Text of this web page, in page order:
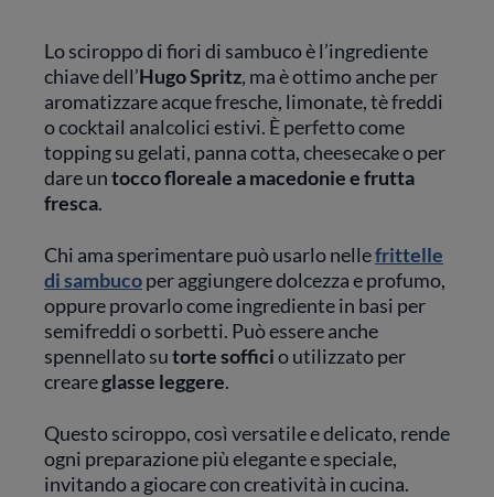
Lo sciroppo di fiori di sambuco è l’ingrediente
chiave dell’Hugo Spritz, ma è ottimo anche per
aromatizzare acque fresche, limonate, tè freddi
o cocktail analcolici estivi. È perfetto come
topping su gelati, panna cotta, cheesecake o per
dare untocco floreale a macedonie e frutta
fresca.
Chi ama sperimentare può usarlo nellefrittelle
di sambucoper aggiungere dolcezza e profumo,
oppure provarlo come ingrediente in basi per
semifreddi o sorbetti. Può essere anche
spennellato sutorte sofficio utilizzato per
creareglasse leggere.
Questo sciroppo, così versatile e delicato, rende
ogni preparazione più elegante e speciale,
invitando a giocare con creatività in cucina.